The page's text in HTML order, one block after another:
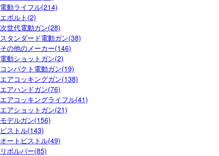
電動ライフル(214)
エボルト(2)
次世代電動ガン(28)
スタンダード電動ガン(38)
その他のメーカー(146)
電動ショットガン(2)
コンパクト電動ガン(19)
エアコッキングガン(138)
エアハンドガン(76)
エアコッキングライフル(41)
エアショットガン(21)
モデルガン(156)
ピストル(143)
オートピストル(49)
リボルバー(85)